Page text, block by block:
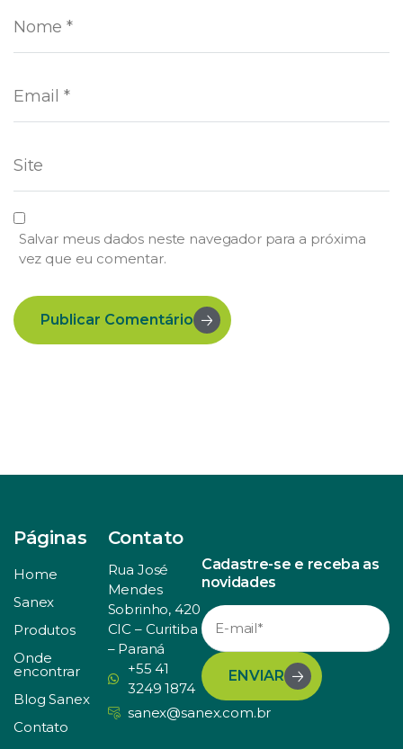
Salvar meus dados neste navegador para a próxima
vez que eu comentar.
Publicar Comentário
Páginas
Home
Sanex
Produtos
Onde
encontrar
Blog Sanex
Contato
Contato
Rua José
Mendes
Sobrinho, 420
CIC – Curitiba
– Paraná
+55 41
3249 1874
sanex@sanex.com.br
Cadastre-se e receba as
novidades
ENVIAR